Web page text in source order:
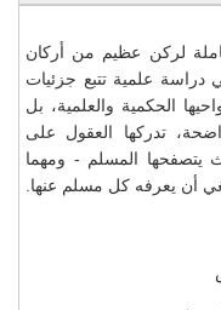
لركن عظيم من أركان
دراسة علمية تتبع جزئيات
الحكمية والعلمية، بل
تدركها العقول على
يتصفحها المسلم - ومهما
أن يعرفه كل مسلم عنها.